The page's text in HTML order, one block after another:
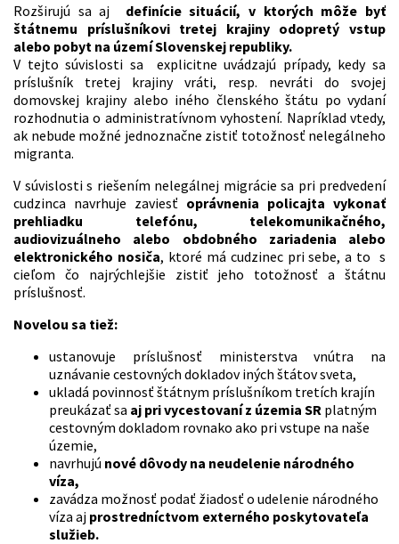
Rozširujú sa aj
definície situácií, v ktorých môže byť
štátnemu príslušníkovi tretej krajiny odopretý vstup
alebo pobyt na území Slovenskej republiky.
V tejto súvislosti sa explicitne uvádzajú prípady, kedy sa
príslušník tretej krajiny vráti, resp. nevráti do svojej
domovskej krajiny alebo iného členského štátu po vydaní
rozhodnutia o administratívnom vyhostení. Napríklad vtedy,
ak nebude možné jednoznačne zistiť totožnosť nelegálneho
migranta.
V súvislosti s riešením nelegálnej migrácie sa pri predvedení
cudzinca navrhuje zaviesť oprávnenia policajta vykonať
prehliadku telefónu, telekomunikačného,
audiovizuálneho alebo obdobného zariadenia alebo
elektronického nosiča, ktoré má cudzinec pri sebe, a to s
cieľom čo najrýchlejšie zistiť jeho totožnosť a štátnu
príslušnosť.
Novelou sa tiež:
ustanovuje príslušnosť ministerstva vnútra na
uznávanie cestovných dokladov iných štátov sveta,
ukladá povinnosť štátnym príslušníkom tretích krajín
preukázať sa aj pri vycestovaní z územia SR platným
cestovným dokladom rovnako ako pri vstupe na naše
územie,
navrhujú nové dôvody na neudelenie národného
víza,
zavádza možnosť podať žiadosť o udelenie národného
víza aj prostredníctvom externého poskytovateľa
služieb.